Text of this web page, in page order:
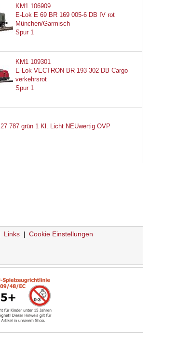
KM1 106909
E-Lok E 69 BR 169 005-6 DB IV rot
München/Garmisch
Spur 1
KM1 109301
E-Lok VECTRON BR 193 302 DB Cargo
verkehrsrot
Spur 1
787 grün 1 Kl. Licht NEUwertig OVP
Links Cookie Einstellungen